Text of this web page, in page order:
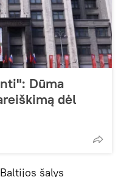
Dūma
dėl
šalys